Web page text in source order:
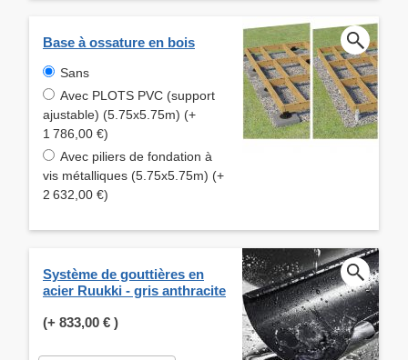
Base à ossature en bois
Sans
Avec PLOTS PVC (support
ajustable) (5.75x5.75m) (+
1 786,00 €)
Avec piliers de fondation à
vis métalliques (5.75x5.75m) (+
2 632,00 €)
Système de gouttières en
acier Ruukki - gris anthracite
(+ 833,00 € )